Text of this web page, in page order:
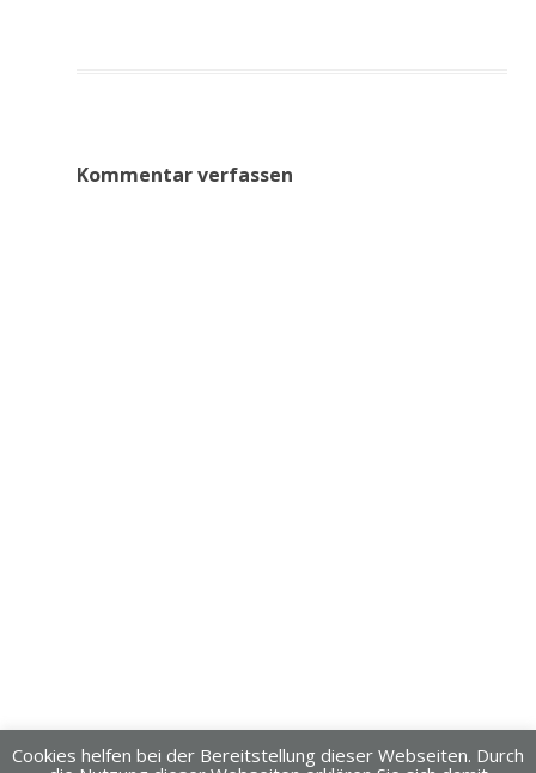
Kommentar verfassen
Cookies helfen bei der Bereitstellung dieser Webseiten. Durch